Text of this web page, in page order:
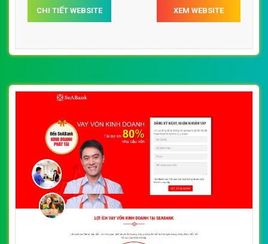
CHI TIẾT WEBSITE XEM WEBSITE